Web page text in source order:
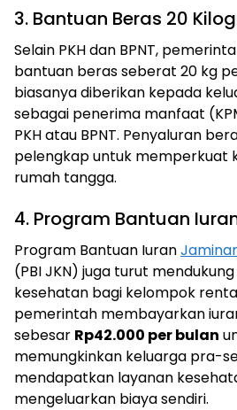
3. Bantuan Beras 20
Selain PKH dan BPNT,
bantuan beras seberat 20 kg
biasanya diberikan kepada
sebagai penerima manfaat
PKH atau BPNT. Penyaluran
pelengkap untuk memperkuat
rumah tangga.
4. Program Bantuan
Program Bantuan Iuran
(PBI JKN) juga turut
kesehatan bagi kelompok
pemerintah membayarkan
sebesar Rp42.000 per bulan
memungkinkan keluarga pra-
mendapatkan layanan
mengeluarkan biaya sendiri.